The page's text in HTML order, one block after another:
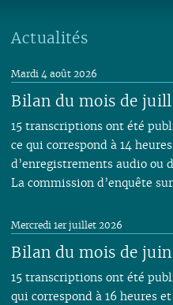
02
01
01
01
05
03
02
01
05
03
02
01
02
Actualités
Bilan du mois de
Mardi 4 août 2026
15 transcriptions ont été
ce qui correspond à 14
d’enregistrements audio ou
La commission d’enquête
Bilan du mois de
Mercredi 1er juillet 2026
15 transcriptions ont été
qui correspond à 16 heures